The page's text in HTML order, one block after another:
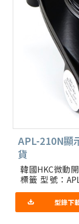
APL-210N顯
貨
韓國HKC微動
標籤 型號：
Switch Box (
型錄下